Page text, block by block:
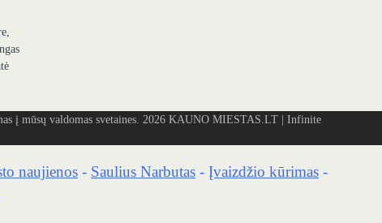
į mūsų valdomas svetaines. 2026 KAUNO MIESTAS.LT| Infinite
naujienos - Saulius Narbutas - Įvaizdžio kūrimas -